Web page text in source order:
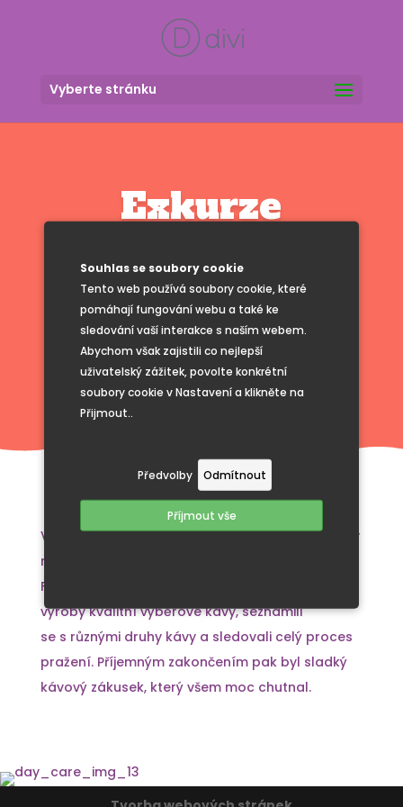
Souhlas se soubory cookie
Tento web používá soubory cookie, které
pomáhají fungování webu a také ke
sledování vaší interakce s naším webem.
Abychom však zajistili co nejlepší
uživatelský zážitek, povolte konkrétní
soubory cookie v Nastavení a klikněte na
Přijmout..
Předvolby Odmítnout
Příjmout vše
Vyberte stránku
Exkurze
do čejkovické
pražírny kávy
Fabrica de café
V pondělí 15. 4. se vypravili žáčci naší 4. a 5. třídy
na malou exkurzi do čejkovické pražírny kávy
Fabrica de café. Zde mohli proniknout do tajů
výroby kvalitní výběrové kávy, seznámili
se s různými druhy kávy a sledovali celý proces
pražení. Příjemným zakončením pak byl sladký
kávový zákusek, který všem moc chutnal.